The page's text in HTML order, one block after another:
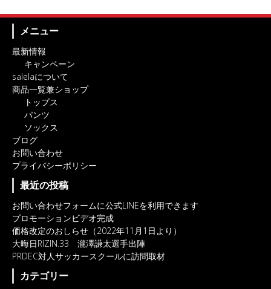
メニュー
最新情報
キャンペーン
salelaについて
商品一覧兼ショップ
トップス
パンツ
ソックス
ブログ
お問い合わせ
プライバシーポリシー
最近の投稿
お問い合わせフォームに公式LINEを利用できます
プロモーションビデオ完成
価格改定のおしらせ（2022年11月1日より）
大晦日RIZIN.33 瀧澤謙太選手出陣
PRDEC対人サッカースクールに訪問取材
カテゴリー